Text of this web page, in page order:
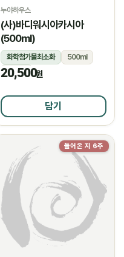
누야하우스
(사)바디워시아카시아
(500ml)
화학첨가물최소화
500ml
상온
20,500원
담기
들어온 지 6주